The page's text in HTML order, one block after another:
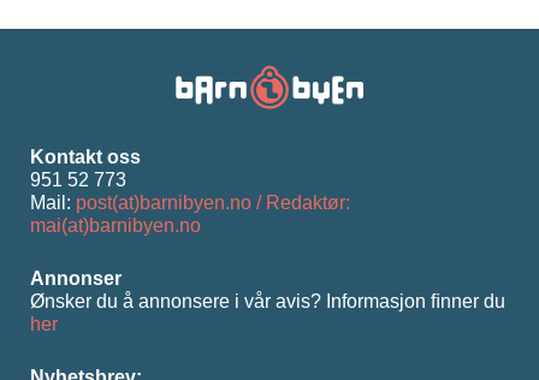
Kontakt oss
951 52 773
Mail: post(at)barnibyen.no / Redaktør:
mai(at)barnibyen.no
Annonser
Ønsker du å annonsere i vår avis? Informasjon ﬁnner du
her